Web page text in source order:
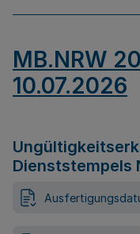
MB.NRW
10.07.2026
Dienststempels